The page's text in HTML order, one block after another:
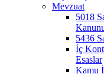
Mevzuat
5018
5436
İç
Esaslar
Kamu